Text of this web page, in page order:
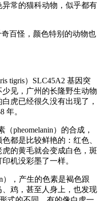
常的猫科动物，似乎都有
百怪，颜色特别的动物也
tigris）SLC45A2 基因突
见，广州的长隆野生动物
虎已经很久没有出现了，
年。
pheomelanin）的合成，
都是比较鲜艳的：红色、
的黄毛就会变成白色，斑
机没彩墨了一样。
），产生的色素是褐色跟
鸡，甚至人身上，也发现